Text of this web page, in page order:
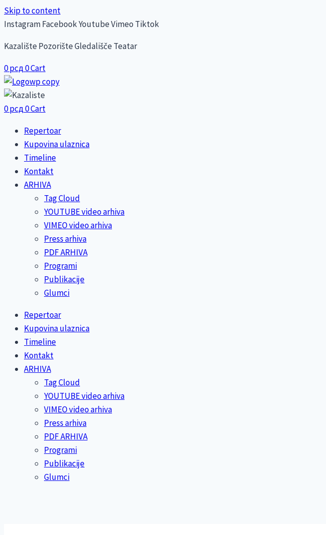
Skip to content
InstagramFacebookYoutubeVimeo Tiktok
Kazalište Pozorište Gledališče Teatar
0рсд0Cart
0рсд0Cart
Repertoar
Kupovina ulaznica
Timeline
Kontakt
ARHIVA
Tag Cloud
YOUTUBE video arhiva
VIMEO video arhiva
Press arhiva
PDF ARHIVA
Programi
Publikacije
Glumci
Repertoar
Kupovina ulaznica
Timeline
Kontakt
ARHIVA
Tag Cloud
YOUTUBE video arhiva
VIMEO video arhiva
Press arhiva
PDF ARHIVA
Programi
Publikacije
Glumci